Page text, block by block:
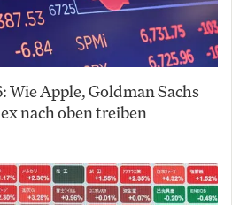
Apple, Goldman Sachs
nach oben treiben